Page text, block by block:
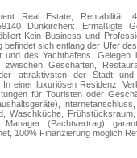
Real Estate, Rentabilität:
Dünkirchen: Ermäßigte
Kein Business und
befindet sich entlang der Ufer
des Yachthafens. Gelegen
Geschäften,
attraktivsten der Stadt und
einer luxuriösen Residenz,
für Touristen oder
Internetanschluss,
Waschküche, Frühstücksraum,
(Pachtvertrag)
100% Finanzierung möglich